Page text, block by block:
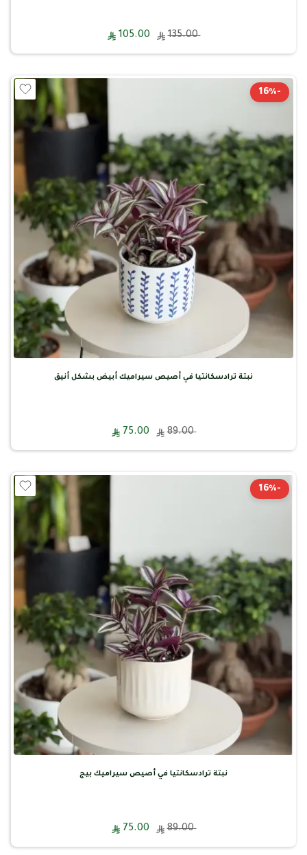
135.00
105.00
-16%
نبتة ترادسكانتيا في أصيص سيراميك أبيض بشكل أنيق
89.00
75.00
-16%
نبتة ترادسكانتيا في أصيص سيراميك بيج
89.00
75.00